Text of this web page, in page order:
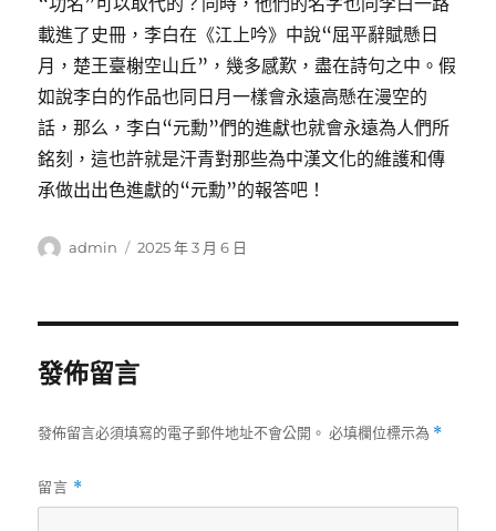
載進了史冊，李白在《江上吟》中說“屈平辭賦懸日
月，楚王臺榭空山丘”，幾多感歎，盡在詩句之中。假
如說李白的作品也同日月一樣會永遠高懸在漫空的
話，那么，李白“元勳”們的進獻也就會永遠為人們所
銘刻，這也許就是汗青對那些為中漢文化的維護和傳
承做出出色進獻的“元勳”的報答吧！
作
admin
發
2025 年 3 月 6 日
發佈留言
發佈留言必須填寫的電子郵件地址不會公開。 必填欄位標示為 *
留言 *